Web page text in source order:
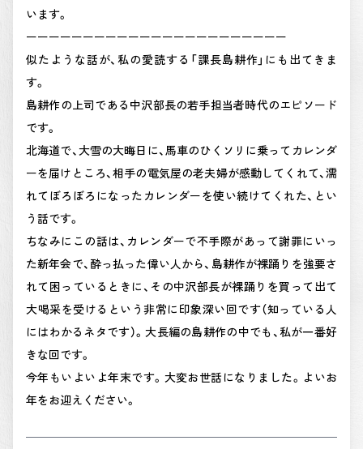
います。
ーーーーーーーーーーーーーーーーーーーーーーー
似たような話が、私の愛読する「課長島耕作」にも出てきま
す。
島耕作の上司である中沢部長の若手担当者時代のエピソード
です。
北海道で、大雪の大晦日に、馬車のひくソリに乗ってカレンダ
ーを届けところ、相手の電気屋の老夫婦が感動してくれて、濡
れてぼろぼろになったカレンダーを使い続けてくれた、とい
う話です。
ちなみにこの話は、カレンダーで不手際があって謝罪にいっ
た新年会で、酔っ払った偉い人から、島耕作が裸踊りを強要さ
れて困っているときに、その中沢部長が裸踊りを買って出て
大喝采を受けるという非常に印象深い回です（知っている人
にはわかるネタです）。大長編の島耕作の中でも、私が一番好
きな回です。
今年もいよいよ年末です。大変お世話になりました。よいお
年をお迎えください。